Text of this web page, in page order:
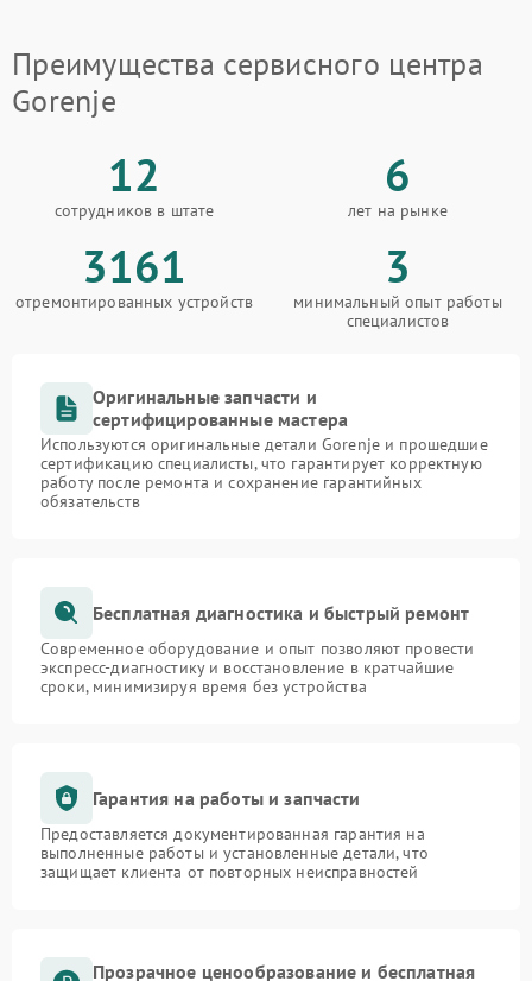
Преимущества сервисного центра
Gorenje
12
сотрудников в штате
6
лет на рынке
3161
отремонтированных устройств
3
минимальный опыт работы
специалистов
Оригинальные запчасти и
сертифицированные мастера
Используются оригинальные детали Gorenje и прошедшие
сертификацию специалисты, что гарантирует корректную
работу после ремонта и сохранение гарантийных
обязательств
Бесплатная диагностика и быстрый ремонт
Современное оборудование и опыт позволяют провести
экспресс-диагностику и восстановление в кратчайшие
сроки, минимизируя время без устройства
Гарантия на работы и запчасти
Предоставляется документированная гарантия на
выполненные работы и установленные детали, что
защищает клиента от повторных неисправностей
Прозрачное ценообразование и бесплатная